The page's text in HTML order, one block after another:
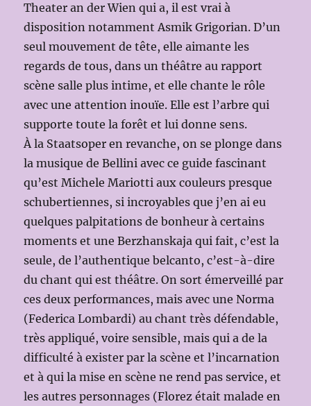
Theater an der Wien qui a, il est vrai à
disposition notamment Asmik Grigorian. D’un
seul mouvement de tête, elle aimante les
regards de tous, dans un théâtre au rapport
scène salle plus intime, et elle chante le rôle
avec une attention inouïe. Elle est l’arbre qui
supporte toute la forêt et lui donne sens.
À la Staatsoper en revanche, on se plonge dans
la musique de Bellini avec ce guide fascinant
qu’est Michele Mariotti aux couleurs presque
schubertiennes, si incroyables que j’en ai eu
quelques palpitations de bonheur à certains
moments et une Berzhanskaja qui fait, c’est la
seule, de l’authentique belcanto, c’est-à-dire
du chant qui est théâtre. On sort émerveillé par
ces deux performances, mais avec une Norma
(Federica Lombardi) au chant très défendable,
très appliqué, voire sensible, mais qui a de la
difficulté à exister par la scène et l’incarnation
et à qui la mise en scène ne rend pas service, et
les autres personnages (Florez était malade en